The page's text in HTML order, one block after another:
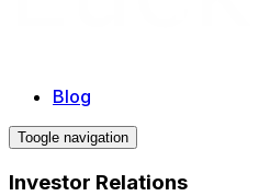
Blog
Toogle navigation
Investor Relations